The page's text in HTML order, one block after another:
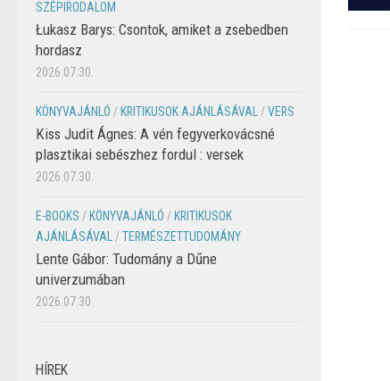
SZÉPIRODALOM
Łukasz Barys: Csontok, amiket a zsebedben
hordasz
2026.07.30.
KÖNYVAJÁNLÓ / KRITIKUSOK AJÁNLÁSÁVAL /VERS
Kiss Judit Ágnes: A vén fegyverkovácsné
plasztikai sebészhez fordul : versek
2026.07.30.
E-BOOKS / KÖNYVAJÁNLÓ / KRITIKUSOK
AJÁNLÁSÁVAL
/TERMÉSZETTUDOMÁNY
Lente Gábor: Tudomány a Dűne
univerzumában
2026.07.30.
HÍREK